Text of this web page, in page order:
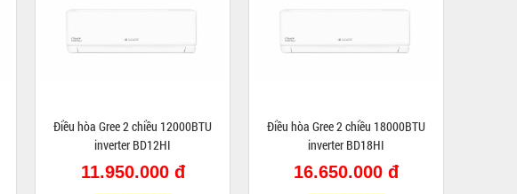
Điều hòa Gree 2 chiều 12000BTU
inverter BD12HI
11.950.000 đ
Điều hòa Gree 2 chiều 18000BTU
inverter BD18HI
16.650.000 đ